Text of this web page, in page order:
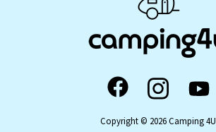
Copyright © 2026 Camping 4U